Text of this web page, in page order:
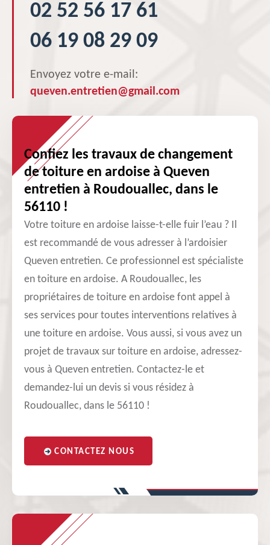
02 52 56 17 61
06 19 08 29 09
Envoyez votre e-mail:
queven.entretien@gmail.com
Confiez les travaux de changement
de toiture en ardoise à Queven
entretien à Roudouallec, dans le
56110 !
Votre toiture en ardoise laisse-t-elle fuir l’eau ? Il
est recommandé de vous adresser à l’ardoisier
Queven entretien. Ce professionnel est spécialiste
en toiture en ardoise. A Roudouallec, les
propriétaires de toiture en ardoise font appel à
ses services pour toutes interventions relatives à
une toiture en ardoise. Vous aussi, si vous avez un
projet de travaux sur toiture en ardoise, adressez-
vous à Queven entretien. Contactez-le et
demandez-lui un devis si vous résidez à
Roudouallec, dans le 56110 !
CONTACTEZ NOUS